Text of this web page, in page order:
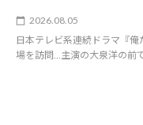
2026.08.05
日本テレビ系連続ドラマ『
場を訪問…主演の大泉洋の前